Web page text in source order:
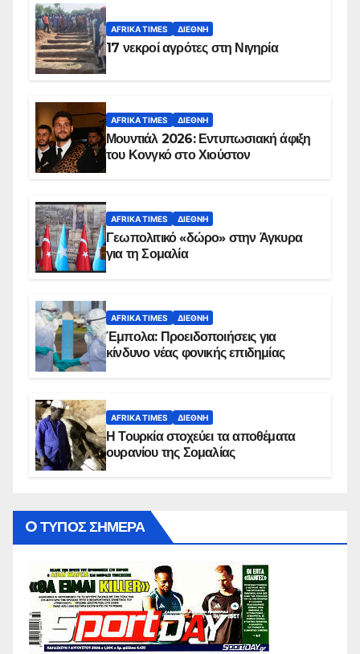
AFRIKA TIMES ΔΙΕΘΝΉ
17 νεκροί αγρότες στη Νιγηρία
AFRIKA TIMES ΔΙΕΘΝΉ
Μουντιάλ 2026: Εντυπωσιακή άφιξη
του Κονγκό στο Χιούστον
AFRIKA TIMES ΔΙΕΘΝΉ
Γεωπολιτικό «δώρο» στην Άγκυρα
για τη Σομαλία
AFRIKA TIMES ΔΙΕΘΝΉ
Έμπολα: Προειδοποιήσεις για
κίνδυνο νέας φονικής επιδημίας
AFRIKA TIMES ΔΙΕΘΝΉ
Η Τουρκία στοχεύει τα αποθέματα
ουρανίου της Σομαλίας
O ΤΥΠΟΣ ΣΗΜΕΡΑ